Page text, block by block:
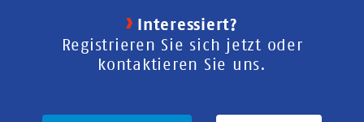
Interessiert?
Registrieren Sie sich jetzt oder
kontaktieren Sie uns.